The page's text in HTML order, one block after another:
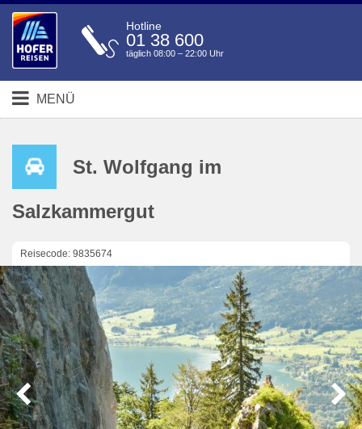
Hotline
01 38 600
täglich 08:00 – 22:00 Uhr
MENÜ
St. Wolfgang im
Salzkammergut
Reisecode: 9835674